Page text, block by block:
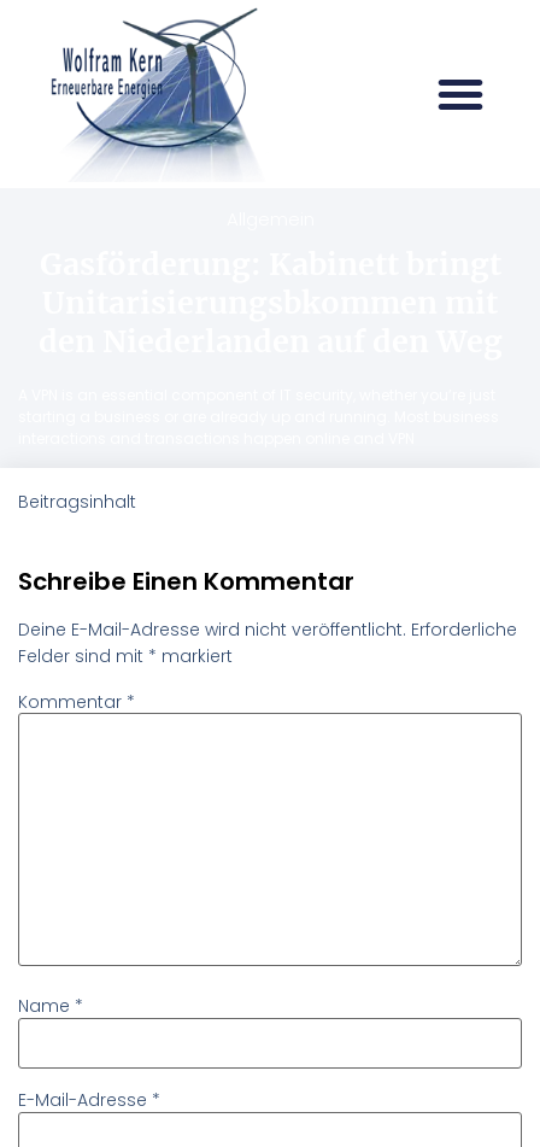
Beitragsinhalt
Schreibe Einen Kommentar
Deine E-Mail-Adresse wird nicht veröffentlicht. Erforderliche
Felder sind mit * markiert
Kommentar *
Name *
E-Mail-Adresse *